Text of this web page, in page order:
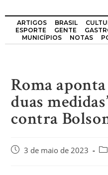
ARTIGOS BRASIL
ESPORTE
GENTE
MUNICÍPIOS
NOTAS
Roma aponta
duas
contra
3 de maio de 2023